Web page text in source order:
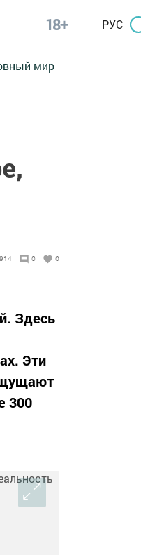
18+ РУС
мир
914 0 0
Здесь
Эти
300